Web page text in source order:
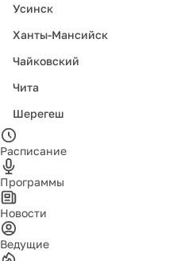
Усинск
Ханты-Мансийск
Чайковский
Чита
Шерегеш
Расписание
Программы
Новости
Ведущие